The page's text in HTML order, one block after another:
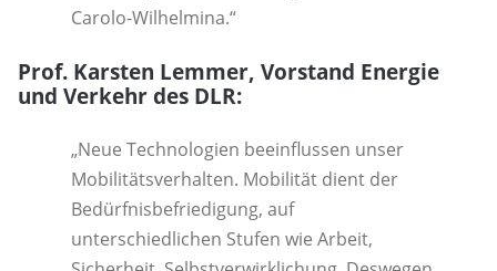
Carolo-Wilhelmina.“
Prof. Karsten Lemmer, Vorstand Energie
und Verkehr des DLR:
„Neue Technologien beeinflussen unser
Mobilitätsverhalten. Mobilität dient der
Bedürfnisbefriedigung, auf
unterschiedlichen Stufen wie Arbeit,